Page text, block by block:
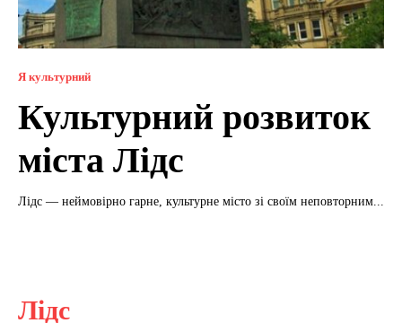
Я культурний
Культурний розвиток
міста Лідс
Лідс — неймовірно гарне, культурне місто зі своїм неповторним...
Лідс